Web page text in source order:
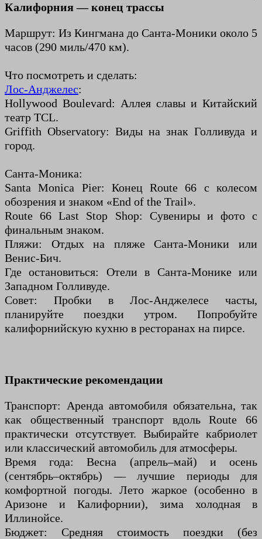
Калифорния — конец трассы
Маршрут: Из Кингмана до Санта-Моники около 5
часов (290 миль/470 км).
Что посмотреть и сделать:
Лос-Анджелес:
Hollywood Boulevard: Аллея славы и Китайский
театр TCL.
Griffith Observatory: Виды на знак Голливуда и
город.
Санта-Моника:
Santa Monica Pier: Конец Route 66 с колесом
обозрения и знаком «End of the Trail».
Route 66 Last Stop Shop: Сувениры и фото с
финальным знаком.
Пляжи: Отдых на пляже Санта-Моники или
Венис-Бич.
Где остановиться: Отели в Санта-Монике или
Западном Голливуде.
Совет: Пробки в Лос-Анджелесе часты,
планируйте поездки утром. Попробуйте
калифорнийскую кухню в ресторанах на пирсе.
Практические рекомендации
Транспорт: Аренда автомобиля обязательна, так
как общественный транспорт вдоль Route 66
практически отсутствует. Выбирайте кабриолет
или классический автомобиль для атмосферы.
Время года: Весна (апрель–май) и осень
(сентябрь–октябрь) — лучшие периоды для
комфортной погоды. Лето жаркое (особенно в
Аризоне и Калифорнии), зима холодная в
Иллинойсе.
Бюджет: Средняя стоимость поездки (без